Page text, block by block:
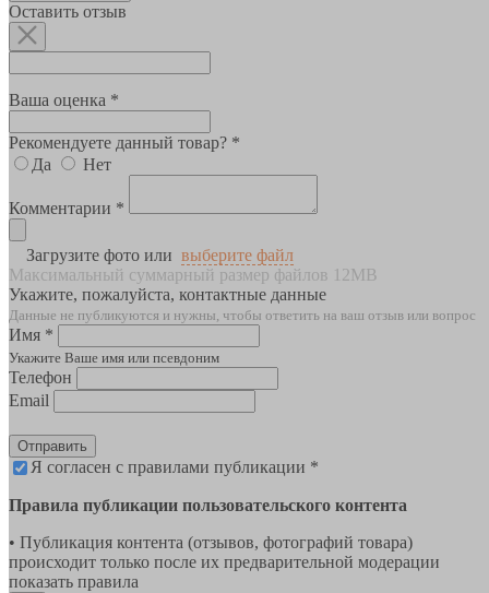
Оставить отзыв
Ваша оценка *
Рекомендуете данный товар? *
Да
Нет
Комментарии *
Загрузите фото или выберите файл
Максимальный суммарный размер файлов 12MB
Укажите, пожалуйста, контактные данные
Данные не публикуются и нужны, чтобы ответить на ваш отзыв или вопрос
Имя *
Укажите Ваше имя или псевдоним
Телефон
Email
Отправить
Я согласен с правилами публикации *
Правила публикации пользовательского контента
• Публикация контента (отзывов, фотографий товара)
происходит только после их предварительной модерации
показать правила